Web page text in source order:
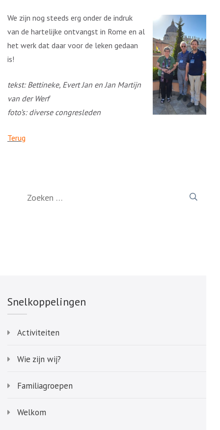
We zijn nog steeds erg onder de indruk
van de hartelijke ontvangst in Rome en al
het werk dat daar voor de leken gedaan
is!
tekst: Bettineke, Evert Jan en Jan Martijn
van der Werf
foto’s: diverse congresleden
Terug
Snelkoppelingen
Activiteiten
Wie zijn wij?
Familiagroepen
Welkom